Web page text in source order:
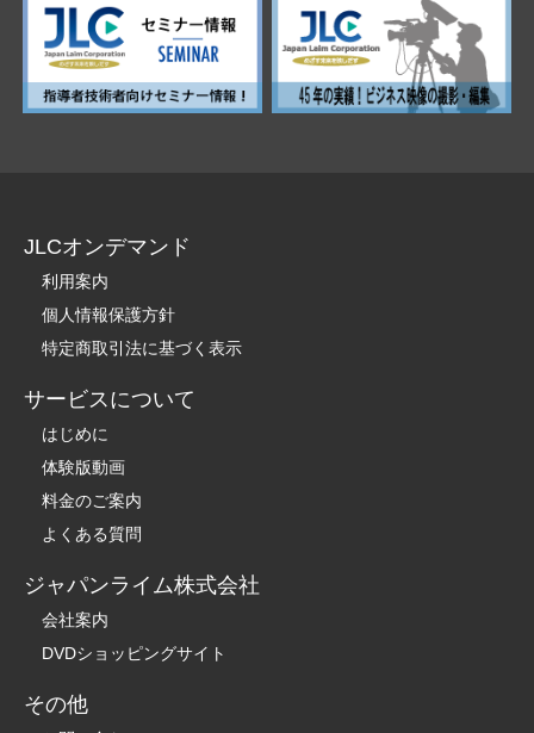
JLCオンデマンド
利用案内
個人情報保護方針
特定商取引法に基づく表示
サービスについて
はじめに
体験版動画
料金のご案内
よくある質問
ジャパンライム株式会社
会社案内
DVDショッピングサイト
その他